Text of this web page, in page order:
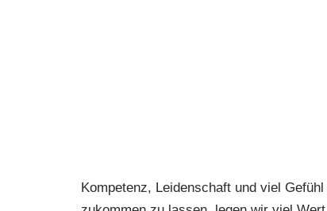
Kompetenz, Leidenschaft und viel